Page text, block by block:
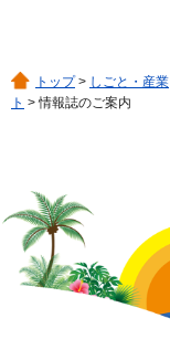
トップ> しごと・産業
ト > 情報誌のご案内